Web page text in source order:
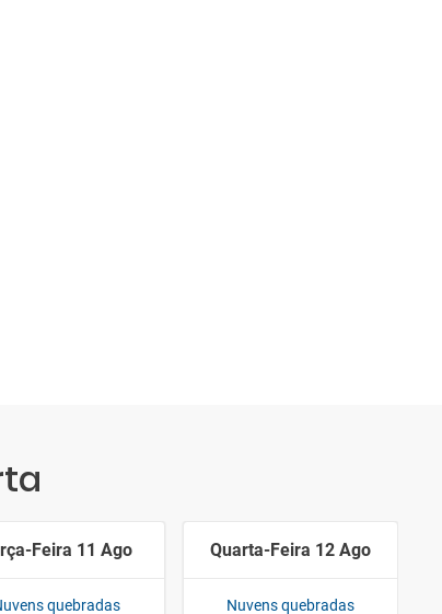
Feira 11 Ago
quebradas
Quarta-Feira 12 Ago
Nuvens quebradas